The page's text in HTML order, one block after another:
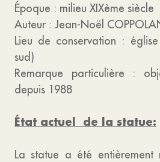
Époque : milieu XIXème siècle
Auteur : Jean-Noël
Lieu de conservation :
sud)
Remarque particulière :
depuis 1988
État actuel de la statue:
La statue a été entièrement